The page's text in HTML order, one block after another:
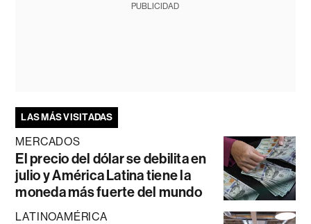
PUBLICIDAD
LAS MÁS VISITADAS
MERCADOS
El precio del dólar se debilita en
julio y América Latina tiene la
moneda más fuerte del mundo
LATINOAMÉRICA